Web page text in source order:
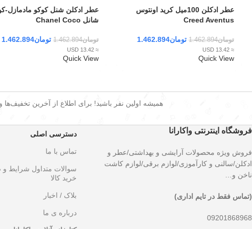
عطر ادکلن 100میل کرید اونتوس
Creed Aventus
تومان1.462.894 تومان1.462.894
≈ 13.42 USD
Quick View
عطر ادکلن شنل کوکو مادمازل-
شانل Chanel Coco
تومان1.462.894 تومان1.462.894
≈ 13.42 USD
Quick View
همیشه اولین نفر باشید! برای اطلاع از آخرین تخفیف‌ها و
فروشگاه اینترنتی واکارانا
فروش ویژه محصولات آرایشی و بهداشتی/عطر و
ادکلن/سالنی و کارآموزی/لوازم برقی/لوازم کاشت
ناخن و…
(تماس فقط در تایم اداری)
09201868968
دسترسی اصلی
تماس با ما
سوالات متداول شرایط
خرید کالا
بلاک / اخبار
درباره ی ما